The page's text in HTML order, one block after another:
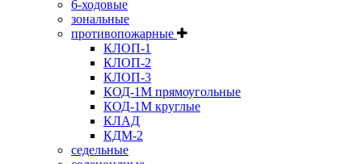
6-ходовые
зональные
противопожарные
КЛОП-1
КЛОП-2
КЛОП-3
КОД-1М прямоугольные
КОД-1М круглые
КЛАД
КДМ-2
седельные